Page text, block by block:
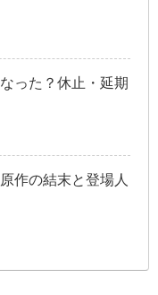
った？休止・延期
作の結末と登場人